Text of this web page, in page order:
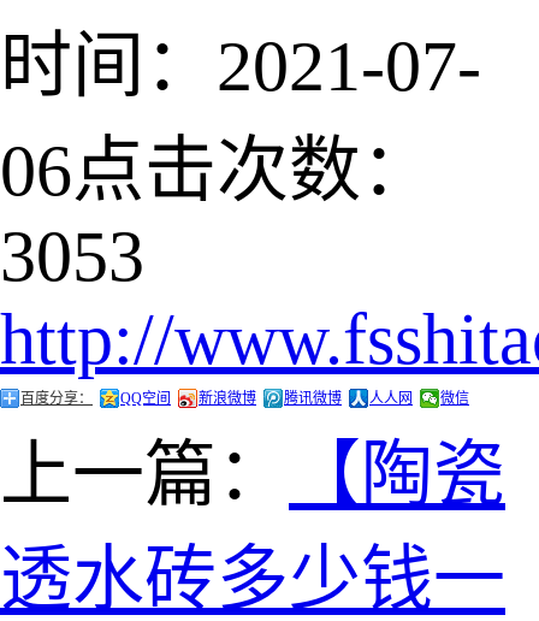
时间：2021-07-
06点击次数：
3053
http://
百度分享： QQ空间 新浪微博 腾讯微博 人人网 微信
上一篇：
【陶瓷
透水砖多少钱一